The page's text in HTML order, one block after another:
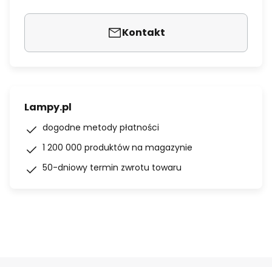
Kontakt
Lampy.pl
dogodne metody płatności
1 200 000 produktów na magazynie
50-dniowy termin zwrotu towaru